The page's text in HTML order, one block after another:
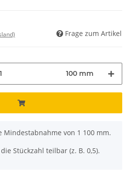
Frage zum Artikel
100 mm
Mindestabnahme von 1 100 mm.
Stückzahl teilbar (z. B. 0,5).